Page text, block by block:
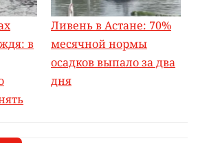
в
Ливень в Астане: 70%
месячной нормы
осадков выпало за два
дня